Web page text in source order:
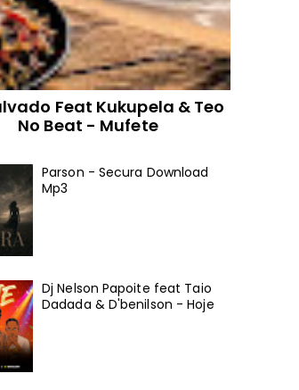
Feat Kukupela & Teo
No Beat - Mufete
Parson - Secura Download
Mp3
Dj Nelson Papoite feat Taio
Dadada & D'benilson - Hoje